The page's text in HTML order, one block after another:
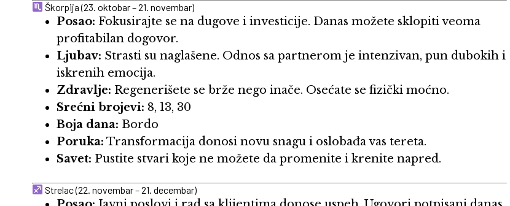
Škorpija (23. oktobar – 21. novembar)
Posao: Fokusirajte se na dugove i investicije. Danas možete sklopiti veoma
profitabilan dogovor.
Ljubav: Strasti su naglašene. Odnos sa partnerom je intenzivan, pun dubokih i
iskrenih emocija.
Zdravlje: Regenerišete se brže nego inače. Osećate se fizički moćno.
Srećni brojevi: 8, 13, 30
Boja dana: Bordo
Poruka: Transformacija donosi novu snagu i oslobađa vas tereta.
Savet: Pustite stvari koje ne možete da promenite i krenite napred.
Strelac (22. novembar – 21. decembar)